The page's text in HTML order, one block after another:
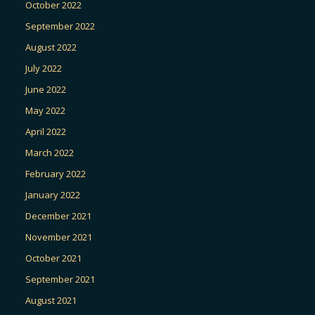
October 2022
September 2022
August 2022
July 2022
June 2022
May 2022
April 2022
March 2022
February 2022
January 2022
December 2021
November 2021
October 2021
September 2021
August 2021